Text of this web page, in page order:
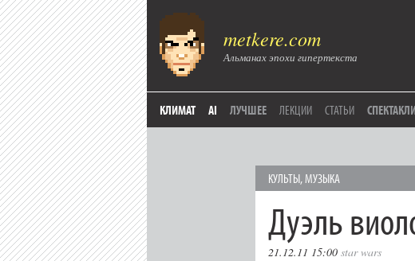
metkere.com
Альманах эпохи гипертекста
КЛИМАТ AI ЛУЧШЕЕ ЛЕКЦИИ СТАТЬИ
КУЛЬТЫ,МУЗЫКА
Дуэль
21.12.11 15:00 star wars